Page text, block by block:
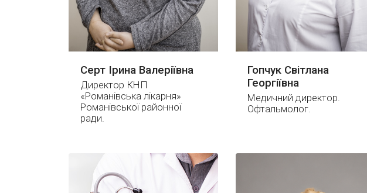
Серт Ірина Валеріївна
Директор КНП
«Романівська лікарня»
Романівської районної
ради.
Гопчук Світлана
Георгіївна
Медичний директор.
Офтальмолог.